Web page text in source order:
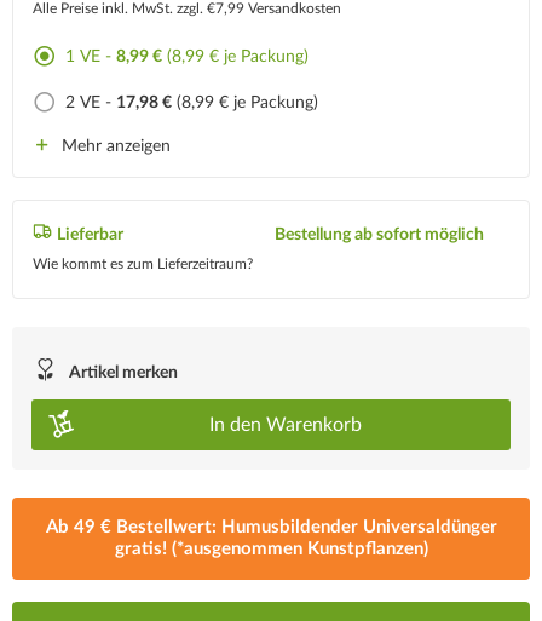
Alle Preise inkl. MwSt. zzgl. €7,99 Versandkosten
1 VE - 8,99 € (8,99 € je Packung)
2 VE - 17,98 € (8,99 € je Packung)
Mehr anzeigen
Lieferbar
Wie kommt es zum Lieferzeitraum?
Bestellung ab sofort möglich
Artikel merken
In den Warenkorb
Ab 49 € Bestellwert: Humusbildender Universaldünger
gratis! (*ausgenommen Kunstpflanzen)